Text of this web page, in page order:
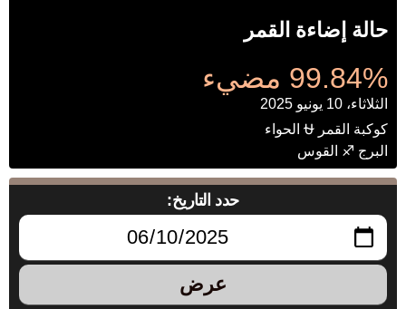
حالة إضاءة القمر
99.84% مضيء
الثلاثاء، 10 يونيو 2025
كوكبة القمر ⛎ الحواء
البرج ♐ القوس
حدد التاريخ:
عرض